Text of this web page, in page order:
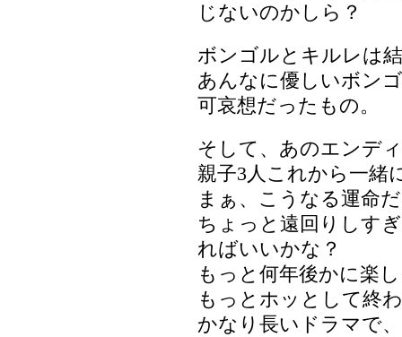
じないのかしら？
ボンゴルとキルレは
あんなに優しいボン
可哀想だったもの。
そして、あのエンデ
親子3人これから一緒
まぁ、こうなる運命
ちょっと遠回りしす
ればいいかな？
もっと何年後かに楽
もっとホッとして終
かなり長いドラマで